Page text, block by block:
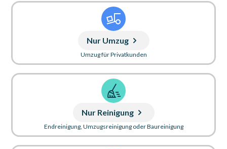
Nur Umzug
Umzug für Privatkunden
Nur Reinigung
Endreinigung, Umzugsreinigung oder Baureinigung